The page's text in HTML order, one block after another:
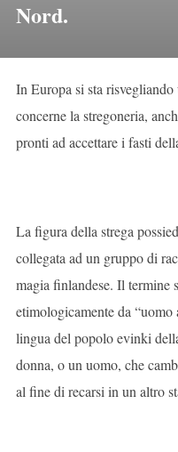
Nord.
In Europa si sta
concerne la stregoneria,
pronti ad accettare i fasti
La figura della strega
collegata ad un gruppo di
magia finlandese. Il termine
etimologicamente da “uomo
lingua del popolo evinki
donna, o un uomo, che
al fine di recarsi in un altro